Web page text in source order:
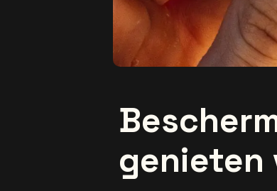
genieten